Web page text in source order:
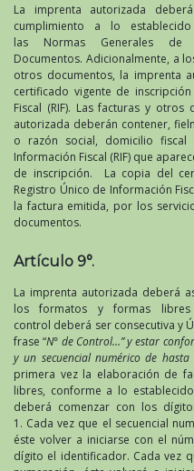
La imprenta autorizada
cumplimiento a lo
las Normas Generales
Documentos. Adicionalmente, a
otros documentos, la imprenta
certificado vigente de
Fiscal (RIF). Las facturas y
autorizada deberán contener,
o razón social, domicilio
Información Fiscal (RIF) que
de inscripción. La copia del
Registro Único de Información
la factura emitida, por los
documentos.
Artículo 9°.
La imprenta autorizada deberá
los formatos y formas
control deberá ser consecutiva y
frase “N° de Control…”y estar
y un secuencial numérico de
primera vez la elaboración de
libres, conforme a lo
deberá comenzar con los
1. Cada vez que el secuencial
éste volver a iniciarse con el
dígito el identificador. Cada vez